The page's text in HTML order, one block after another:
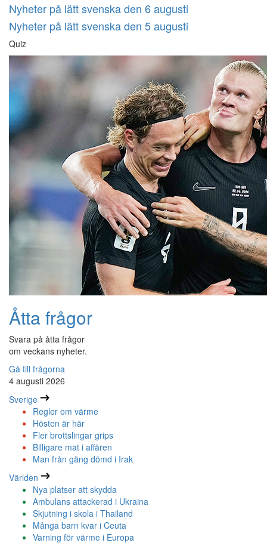
Nyheter på lätt svenska den 6 augusti
Nyheter på lätt svenska den 5 augusti
Quiz
Åtta frågor
Svara på åtta frågor
om veckans nyheter.
Gå till frågorna
4 augusti 2026
Sverige
Regler om värme
Hösten är här
Fler brottslingar grips
Billigare mat i affären
Man från gäng dömd i Irak
Världen
Nya platser att skydda
Ambulans attackerad i Ukraina
Skjutning i skola i Thailand
Många barn kvar i Ceuta
Varning för värme i Europa